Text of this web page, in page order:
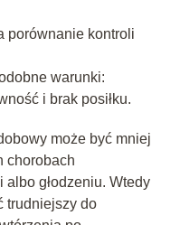
porównanie kontroli
warunki:
i brak posiłku.
może być mniej
chorobach
głodzeniu. Wtedy
trudniejszy do